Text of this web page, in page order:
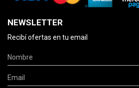
NEWSLETTER
Recibí ofertas en tu email